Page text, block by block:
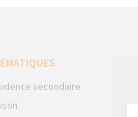
secondaire